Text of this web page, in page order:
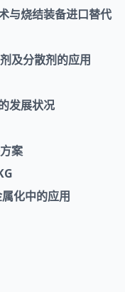
与烧结装备进口替代
及分散剂的应用
发展状况
案
化中的应用